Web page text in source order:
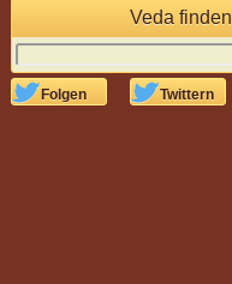
Veda finden
 Folgen  Twittern